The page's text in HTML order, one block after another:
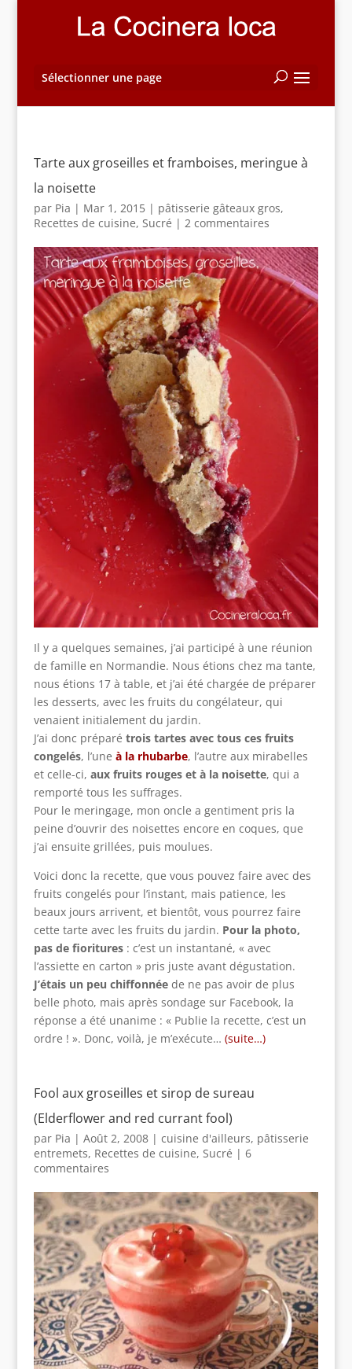
Sélectionner une page
Tarte aux groseilles et framboises, meringue à
la noisette
par Pia | Mar 1, 2015| pâtisserie gâteaux gros,
Recettes de cuisine, Sucré | 2 commentaires
Il y a quelques semaines, j’ai participé à une réunion
de famille en Normandie. Nous étions chez ma tante,
nous étions 17 à table, et j’ai été chargée de préparer
les desserts, avec les fruits du congélateur, qui
venaient initialement du jardin.
J’ai donc préparé trois tartes avec tous ces fruits
congelés, l’une à la rhubarbe, l’autre aux mirabelles
et celle-ci, aux fruits rouges et à la noisette, qui a
remporté tous les suffrages.
Pour le meringage, mon oncle a gentiment pris la
peine d’ouvrir des noisettes encore en coques, que
j’ai ensuite grillées, puis moulues.
Voici donc la recette, que vous pouvez faire avec des
fruits congelés pour l’instant, mais patience, les
beaux jours arrivent, et bientôt, vous pourrez faire
cette tarte avec les fruits du jardin. Pour la photo,
pas de fioritures: c’est un instantané, « avec
l’assiette en carton » pris juste avant dégustation.
J’étais un peu chiffonnéede ne pas avoir de plus
belle photo, mais après sondage sur Facebook, la
réponse a été unanime : « Publie la recette, c’est un
ordre ! ». Donc, voilà, je m’exécute… (suite…)
Fool aux groseilles et sirop de sureau
(Elderflower and red currant fool)
par Pia | Août 2, 2008| cuisine d'ailleurs, pâtisserie
entremets, Recettes de cuisine, Sucré | 6
commentaires